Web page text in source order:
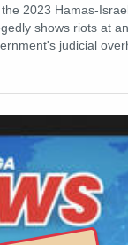
2023 Hamas-
shows riots at
judicial